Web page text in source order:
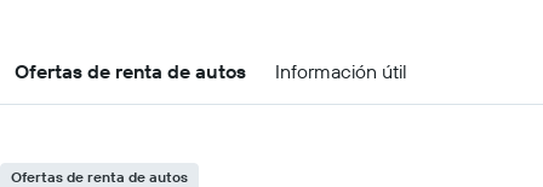
Ofertas de renta de autos Información útil
Ofertas de renta de autos